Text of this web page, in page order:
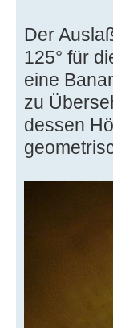
Der
125° für
eine
zu
dessen